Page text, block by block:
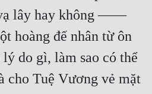
lây hay không ——
hoàng đế nhân từ ôn
do gì, làm sao có thể
cho Tuệ Vương vẻ mặt